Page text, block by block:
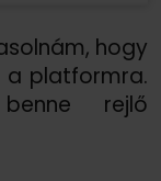
hogy
a platformra.
rejlő